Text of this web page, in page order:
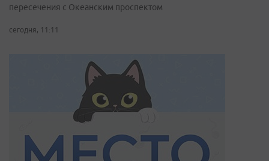
пересечения с Океанским проспектом
сегодня, 11:11